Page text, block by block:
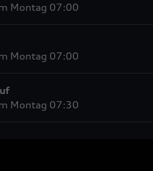
Montag 07:00
Montag 07:00
Montag 07:30